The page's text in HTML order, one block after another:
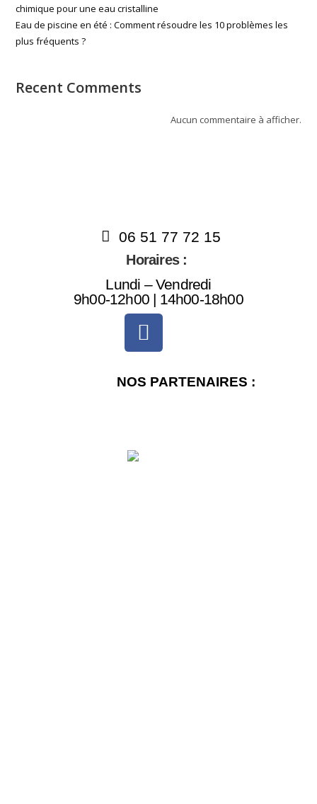
chimique pour une eau cristalline
Eau de piscine en été : Comment résoudre les 10 problèmes les
plus fréquents ?
Recent Comments
Aucun commentaire à afficher.
06 51 77 72 15
Horaires :
Lundi – Vendredi
9h00-12h00 | 14h00-18h00
NOS PARTENAIRES :